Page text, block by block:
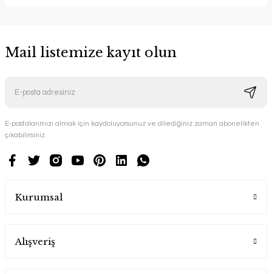
Mail listemize kayıt olun
E-postalarımızı almak için kaydoluyorsunuz ve dilediğiniz zaman abonelikten
çıkabilirsiniz.
Kurumsal
Alışveriş